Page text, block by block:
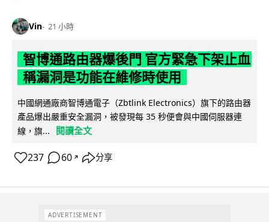
Vin 21 小時
智博通路由器爆後門 官方緊急下架止血
稱漏洞是功能在維修時使用
中國網通廠商智博通電子（Zbtlink Electronics）旗下的路由器
產品爆出嚴重安全漏洞，被發現每 35 秒便會與中國伺服器連
線，旗...
閱讀全文
237 60 ↗ 分享
ADVERTISEMENT